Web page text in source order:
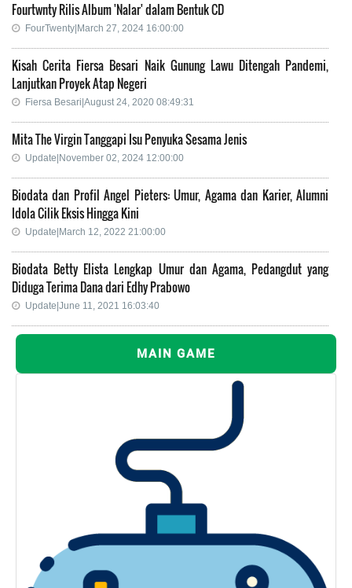
Fourtwnty Rilis Album 'Nalar' dalam Bentuk CD
FourTwenty|March 27, 2024 16:00:00
Kisah Cerita Fiersa Besari Naik Gunung Lawu Ditengah Pandemi,
Lanjutkan Proyek Atap Negeri
Fiersa Besari|August 24, 2020 08:49:31
Mita The Virgin Tanggapi Isu Penyuka Sesama Jenis
Update|November 02, 2024 12:00:00
Biodata dan Profil Angel Pieters: Umur, Agama dan Karier, Alumni
Idola Cilik Eksis Hingga Kini
Update|March 12, 2022 21:00:00
Biodata Betty Elista Lengkap Umur dan Agama, Pedangdut yang
Diduga Terima Dana dari Edhy Prabowo
Update|June 11, 2021 16:03:40
MAIN GAME